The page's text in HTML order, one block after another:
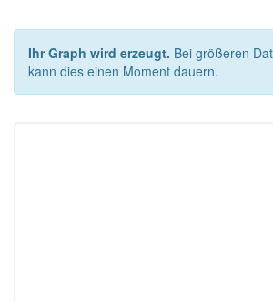
Ihr Graph wird erzeugt. Bei größeren
kann dies einen Moment dauern.